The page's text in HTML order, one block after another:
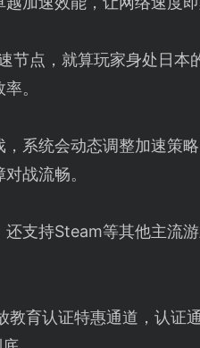
节点，就算玩家身处日本
。
系统会动态调整加速策
战流畅。
支持Steam等其他主流
教育认证特惠通道，认证